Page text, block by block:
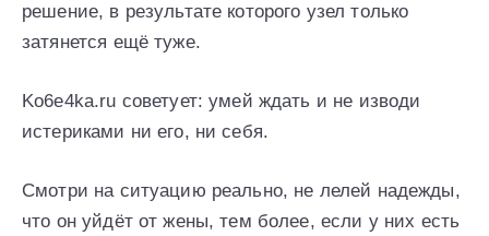
решение, в результате которого узел только
затянется ещё туже.
Ko6e4ka.ru советует: умей ждать и не изводи
истериками ни его, ни себя.
Смотри на ситуацию реально, не лелей надежды,
что он уйдёт от жены, тем более, если у них есть